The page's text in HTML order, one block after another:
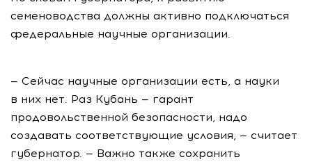
семеноводства должны активно подключаться
федеральные научные организации.
— Сейчас научные организации есть, а науки
в них нет. Раз Кубань — гарант
продовольственной безопасности, надо
создавать соответствующие условия, — считает
губернатор. — Важно также сохранить